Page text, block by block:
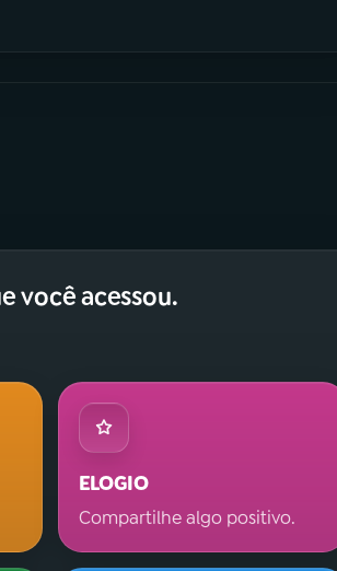
você acessou.
ELOGIO
Compartilhe algo positivo.